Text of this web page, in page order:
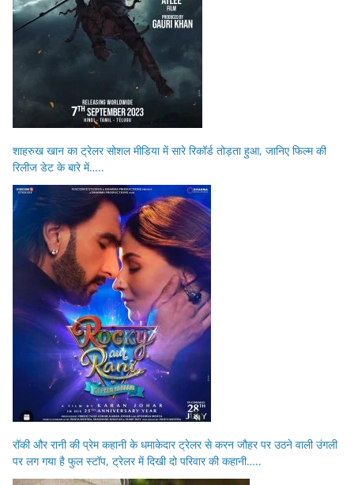
शाहरुख खान का ट्रेलर सोशल मीडिया में सारे रिकॉर्ड तोड़ता हुआ, जानिए फिल्म की
रिलीज डेट के बारे में…..
रॉकी और रानी की प्रेम कहानी के धमाकेदार ट्रेलर से करन जौहर पर उठने वाली उंगली
पर लग गया है फुल स्टॉप, ट्रेलर में दिखी दो परिवार की कहानी…..